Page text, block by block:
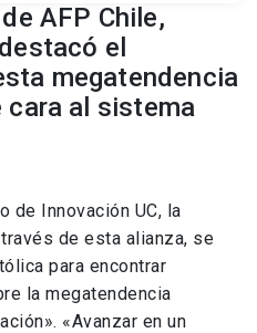
AFP Chile,
el
megatendencia
cara al sistema
de Innovación UC, la
de esta alianza, se
para encontrar
la megatendencia
«Avanzar en un